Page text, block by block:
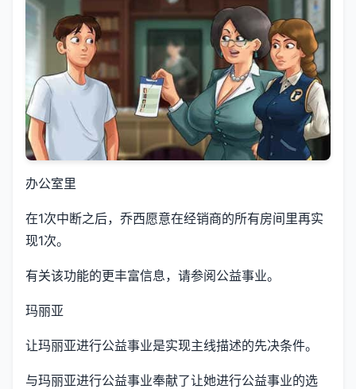
办公室里
在1次中断之后，乔西愿意在经销商的所有房间里再实
现1次。
有关该功能的更丰富信息，请参阅公益事业。
玛丽亚
让玛丽亚进行公益事业是实现主线描述的先决条件。
与玛丽亚进行公益事业奉献了让她进行公益事业的选